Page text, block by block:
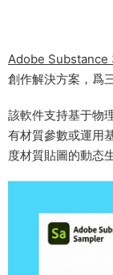
Adobe Substance
創作解決方案，爲
該軟件支持基于物
有材質參數或運用
度材質貼圖的動态